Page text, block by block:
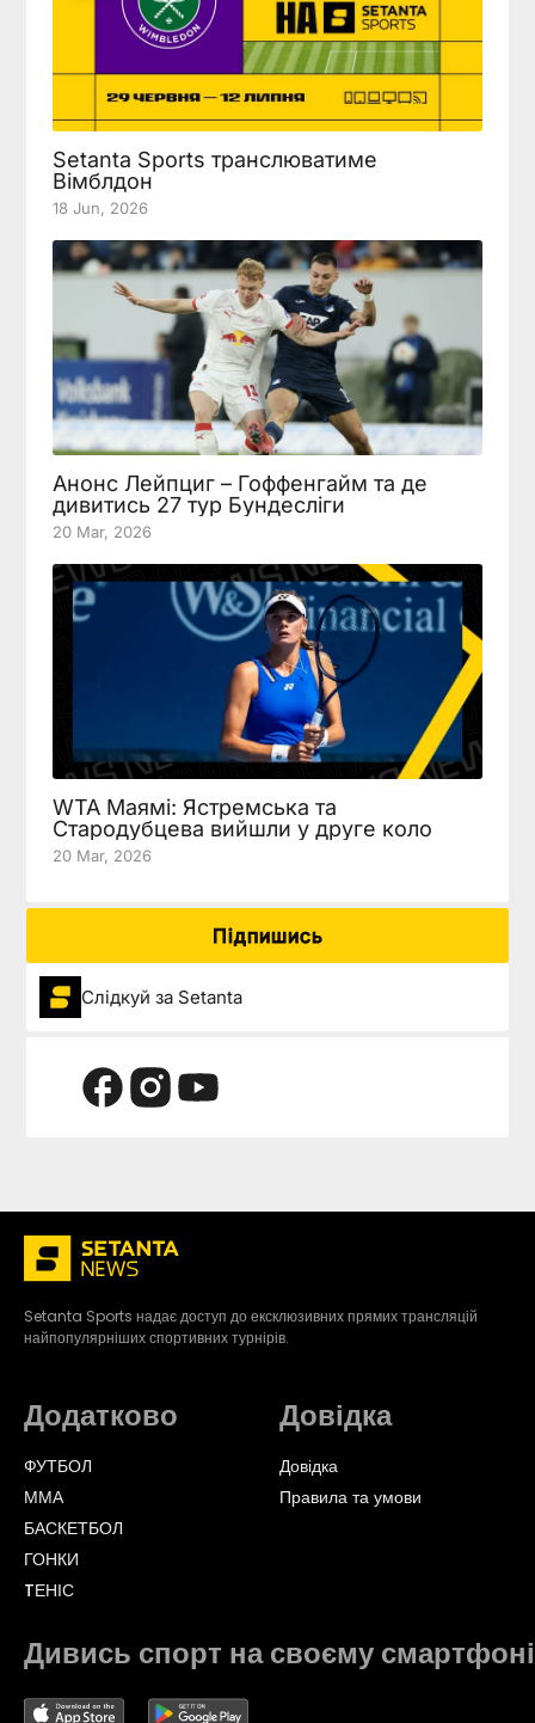
Setanta Sports транслюватиме
Вімблдон
18 Jun, 2026
Анонс Лейпциг – Гоффенгайм та де
дивитись 27 тур Бундесліги
20 Mar, 2026
WTA Маямі: Ястремська та
Стародубцева вийшли у друге коло
20 Mar, 2026
Підпишись
Слідкуй за Setanta
Setanta Sports надає доступ до ексклюзивних прямих трансляцій
найпопулярніших спортивних турнірів.
Додатково
ФУТБОЛ
ММА
БАСКЕТБОЛ
ГОНКИ
TЕНІС
Довідка
Довідка
Правила та умови
Дивись спорт на своєму смартфоні